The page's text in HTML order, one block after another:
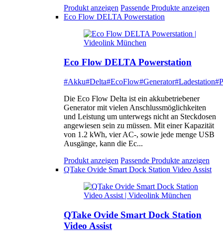
Produkt anzeigen Passende Produkte anzeigen
Eco Flow DELTA Powerstation
Eco Flow DELTA Powerstation
#Akku#Delta#EcoFlow#Generator#Ladestation
Die Eco Flow Delta ist ein akkubetriebener
Generator mit vielen Anschlussmöglichkeiten
und Leistung um unterwegs nicht an Steckdosen
angewiesen sein zu müssen. Mit einer Kapazität
von 1.2 kWh, vier AC-, sowie jede menge USB
Ausgänge, kann die Ec...
Produkt anzeigen Passende Produkte anzeigen
QTake Ovide Smart Dock Station Video Assist
QTake Ovide Smart Dock Station
Video Assist